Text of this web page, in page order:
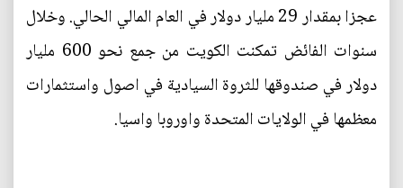
عجزا بمقدار 29 مليار دولار في العام المالي الحالي. وخلال
سنوات الفائض تمكنت الكويت من جمع نحو 600 مليار
دولار في صندوقها للثروة السيادية في اصول واستثمارات
معظمها في الولايات المتحدة واوروبا واسيا.